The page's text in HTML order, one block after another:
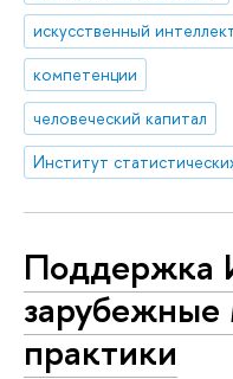
искусственный
компетенции
человеческий капитал
Поддержка
практики